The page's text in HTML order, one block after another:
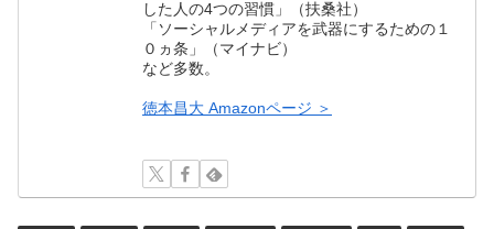
した人の4つの習慣」（扶桑社）
「ソーシャルメディアを武器にするための１
０ヵ条」（マイナビ）
など多数。
徳本昌大 Amazonページ ＞